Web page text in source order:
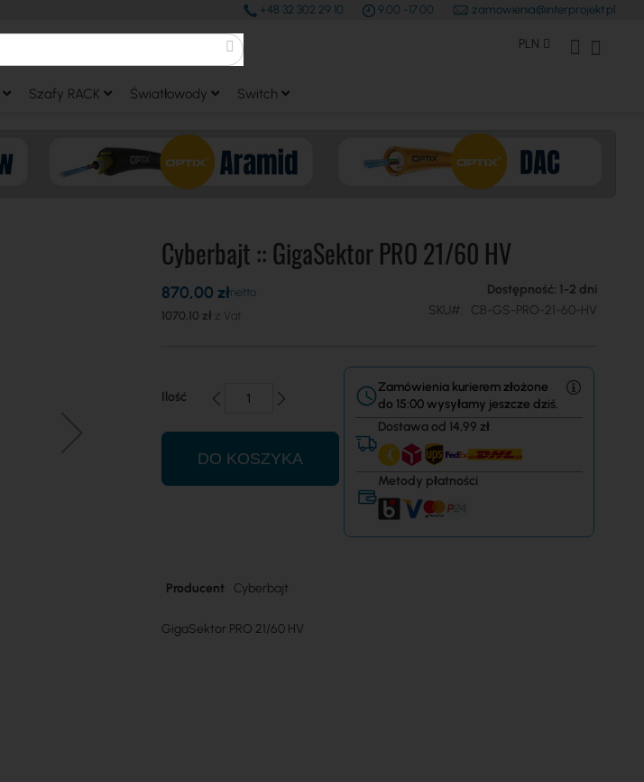
+48 32 302 29 10 9.00 -17.00 zamowienia@interprojekt.pl
Search Waluta
PLN Konto Klienta
Szafy RACK Światłowody Switch
Cyberbajt :: GigaSektor PRO 21/60 HV
1070,10 zł
870,00 zł
Dostępność: 1-2 dni
SKU
CB-GS-PRO-21-60-HV
Ilość
DO KOSZYKA
Zamówienia kurierem złożone
do 15:00 wysyłamy jeszcze dziś.
Dostawa od 14,99 zł
Metody płatności
Więcej
Producent Cyberbajt
GigaSektor PRO 21/60 HV